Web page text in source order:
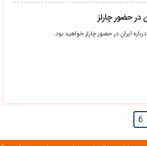
حضور چارلز
ایران در حضور چارلز خواهید بود.
6